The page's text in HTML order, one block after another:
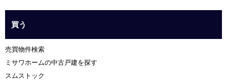
買う
売買物件検索
ミサワホームの中古戸建を探す
スムストック